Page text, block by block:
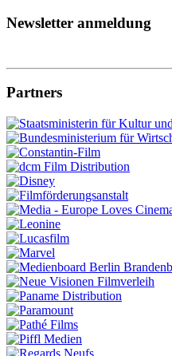
Newsletter anmeldung
Partners